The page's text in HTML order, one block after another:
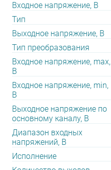
Входное напряжение, В
Тип
Выходное напряжение, В
Тип преобразования
Входное напряжение, max,
В
Входное напряжение, min,
В
Выходное напряжение по
основному каналу, В
Диапазон входных
напряжений, В
Исполнение